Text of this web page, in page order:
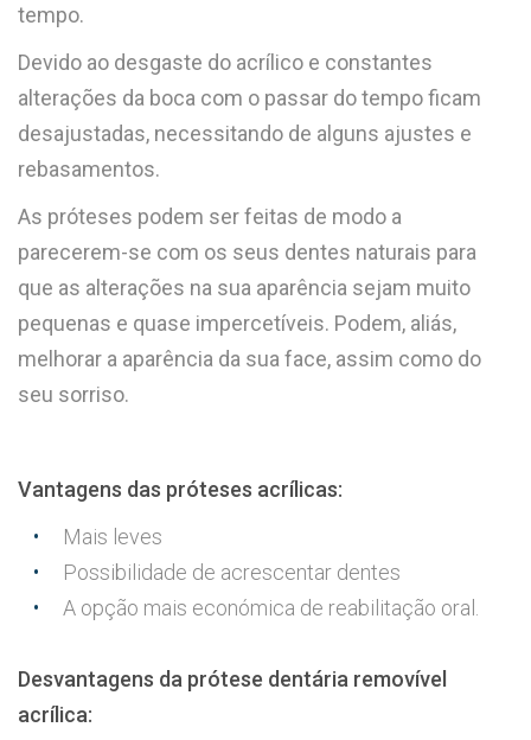
tempo.
Devido ao desgaste do acrílico e constantes
alterações da boca com o passar do tempo ficam
desajustadas, necessitando de alguns ajustes e
rebasamentos.
As próteses podem ser feitas de modo a
parecerem-se com os seus dentes naturais para
que as alterações na sua aparência sejam muito
pequenas e quase impercetíveis. Podem, aliás,
melhorar a aparência da sua face, assim como do
seu sorriso.
Vantagens das próteses acrílicas:
Mais leves
Possibilidade de acrescentar dentes
A opção mais económica de reabilitação oral.
Desvantagens da prótese dentária removível
acrílica: